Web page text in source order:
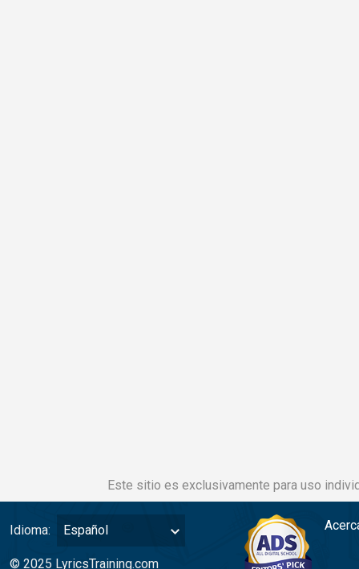
Este sitio es exclusivamente para uso
Idioma: Español
© 2025 LyricsTraining.com